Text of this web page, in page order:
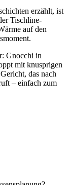
erzählt, ist
Tischline-
auf den
Gnocchi in
mit knusprigen
das nach
– einfach zum